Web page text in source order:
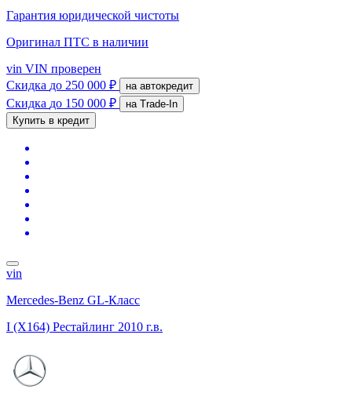
Гарантия юридической чистоты
Оригинал ПТС в наличии
vin VIN проверен
Скидка до 250 000 ₽ на автокредит
Скидка до 150 000 ₽
на Trade-In
Купить в кредит
vin
Mercedes-Benz GL-Класс
I (X164) Рестайлинг 2010 г.в.